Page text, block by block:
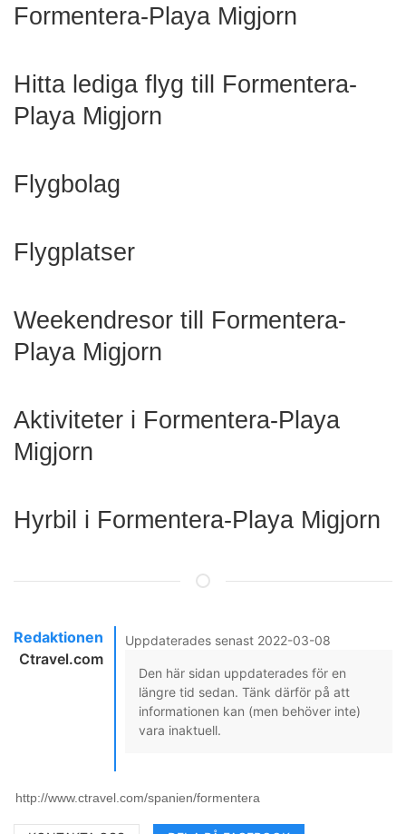
Formentera-Playa Migjorn
Hitta lediga flyg till Formentera-
Playa Migjorn
Flygbolag
Flygplatser
Weekendresor till Formentera-
Playa Migjorn
Aktiviteter i Formentera-Playa
Migjorn
Hyrbil i Formentera-Playa Migjorn
Redaktionen
Ctravel.com
Uppdaterades senast 2022-03-08
Den här sidan uppdaterades för en
längre tid sedan. Tänk därför på att
informationen kan (men behöver inte)
vara inaktuell.